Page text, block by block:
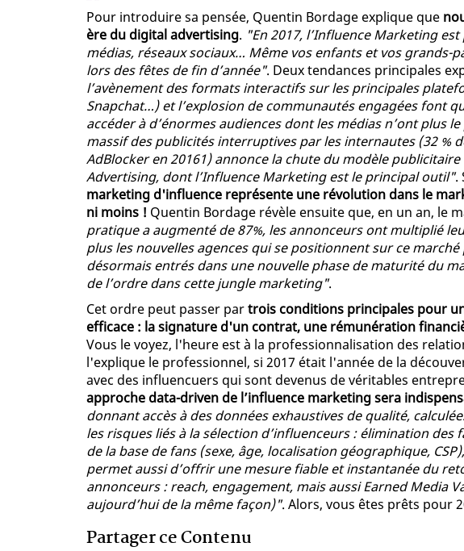
Pour introduire sa pensée, Quentin Bordage explique que
ère du digital advertising. "En 2017, l’Influence Marketing
médias, réseaux sociaux… Même vos enfants et vos grands-
lors des fêtes de fin d’année". Deux tendances principales
l’avènement des formats interactifs sur les principales
Snapchat…) et l’explosion de communautés engagées font
accéder à d’énormes audiences dont les médias n’ont plus
massif des publicités interruptives par les internautes (32 %
AdBlocker en 20161) annonce la chute du modèle
Advertising, dont l’Influence Marketing est le principal outil".
marketing d'influence représente une révolution dans le
ni moins ! Quentin Bordage révèle ensuite que, en un an, le
pratique a augmenté de 87%, les annonceurs ont multiplié
plus les nouvelles agences qui se positionnent sur ce
désormais entrés dans une nouvelle phase de maturité du
de l’ordre dans cette jungle marketing".
Cet ordre peut passer partrois conditions principales pour
efficace : la signature d'un contrat, une rémunération
Vous le voyez, l'heure est à la professionnalisation des
l'explique le professionnel, si 2017 était l'année de la
avec des influencuers qui sont devenus de véritables
approche data-driven de l’influence marketing sera
donnant accès à des données exhaustives de qualité,
les risques liés à la sélection d’influenceurs : élimination
de la base de fans (sexe, âge, localisation géographique,
permet aussi d’offrir une mesure fiable et instantanée du
annonceurs : reach, engagement, mais aussi Earned Media
aujourd’hui de la même façon)". Alors, vous êtes prêts pour
Partager ce Contenu